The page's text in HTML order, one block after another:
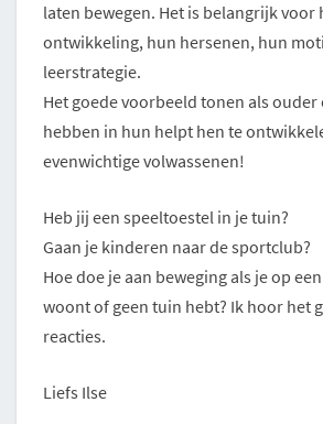
laten bewegen. Het is belangrijk voor
ontwikkeling, hun hersenen, hun
leerstrategie.
Het goede voorbeeld tonen als
hebben in hun helpt hen te
evenwichtige volwassenen!
Heb jij een speeltoestel in je tuin?
Gaan je kinderen naar de sportclub?
Hoe doe je aan beweging als je op
woont of geen tuin hebt? Ik hoor het
reacties.
Liefs Ilse